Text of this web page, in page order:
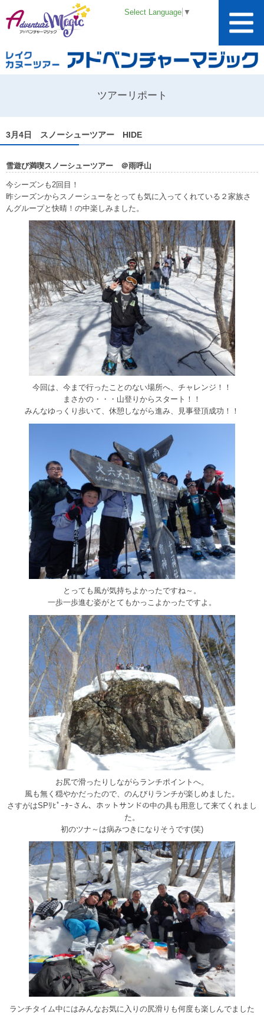
Select Language ▼
ツアーリポート
3月4日 スノーシューツアー HIDE
雪遊び満喫スノーシューツアー ＠雨呼山
今シーズンも2回目！
昨シーズンからスノーシューをとっても気に入ってくれている２家族さ
んグループと快晴！の中楽しみました。
今回は、今まで行ったことのない場所へ、チャレンジ！！
まさかの・・・山登りからスタート！！
みんなゆっくり歩いて、休憩しながら進み、見事登頂成功！！
とっても風が気持ちよかったですね～。
一歩一歩進む姿がとてもかっこよかったですよ。
お尻で滑ったりしながらランチポイントへ。
風も無く穏やかだったので、のんびりランチが楽しめました。
さすがはSPﾘﾋﾟｰﾀｰさん、ホットサンドの中の具も用意して来てくれまし
た。
初のツナ～は病みつきになりそうです(笑)
ランチタイム中にはみんなお気に入りの尻滑りも何度も楽しんでました